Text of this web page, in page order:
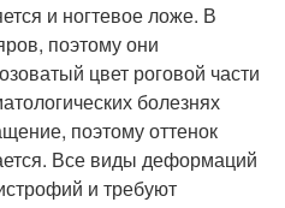
и ногтевое ложе. В
поэтому они
цвет роговой части
болезнях
поэтому оттенок
Все виды деформаций
и требуют